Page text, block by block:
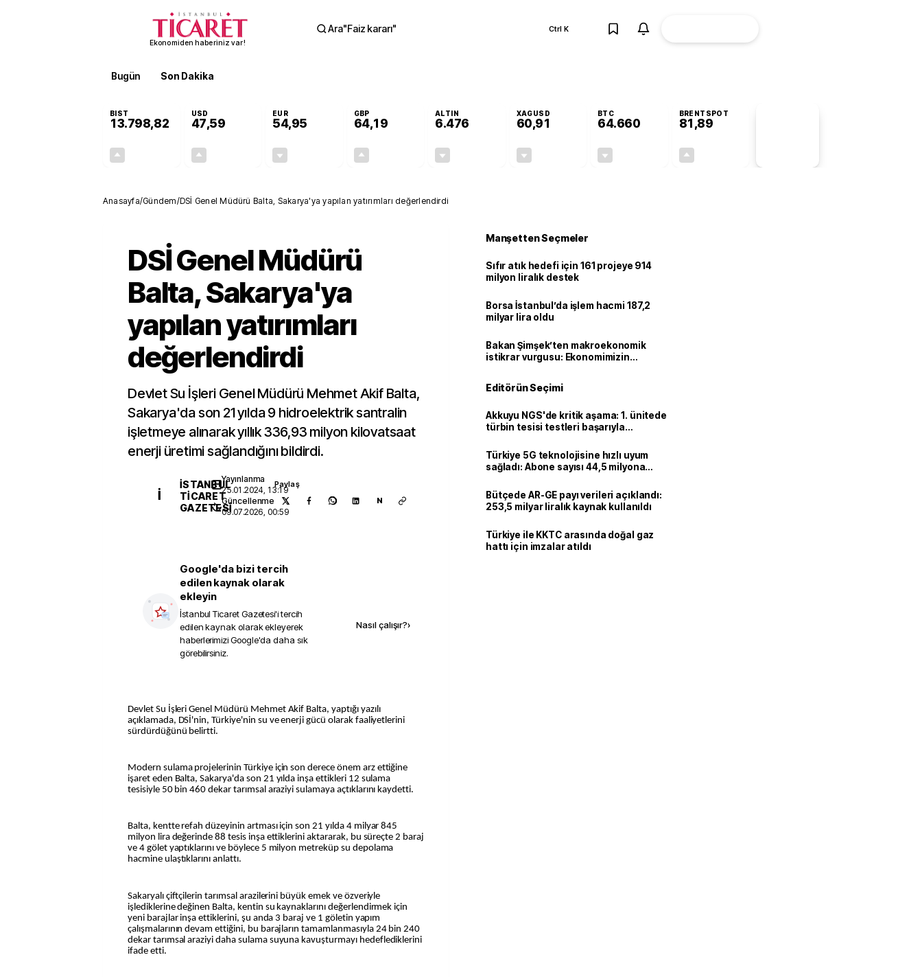
Ekonomiden haberiniz var!
Ara"Faiz kararı" Ctrl K
Bugün Son Dakika
BIST
13.798,82
USD
47,59
EUR
54,95
GBP
64,19
ALTIN
6.476
XAGUSD
60,91
BTC
64.660
BRENTSPOT
81,89
Anasayfa/Gündem/DSİ Genel Müdürü Balta, Sakarya'ya yapılan yatırımları değerlendirdi
DSİ Genel Müdürü
Balta, Sakarya'ya
yapılan yatırımları
değerlendirdi
Devlet Su İşleri Genel Müdürü Mehmet Akif Balta,
Sakarya'da son 21 yılda 9 hidroelektrik santralin
işletmeye alınarak yıllık 336,93 milyon kilovatsaat
enerji üretimi sağlandığını bildirdi.
İ
İSTANBUL
TICARET
GAZETESI
Yayınlanma
25.01.2024, 13:19
Güncellenme
09.07.2026, 00:59
Paylaş
N
Google'da bizi tercih
edilen kaynak olarak
ekleyin
İstanbul Ticaret Gazetesi'i tercih
edilen kaynak olarak ekleyerek
haberlerimizi Google'da daha sık
görebilirsiniz.
Nasıl çalışır?›
Devlet Su İşleri Genel Müdürü Mehmet Akif Balta, yaptığı yazılı
açıklamada, DSİ'nin, Türkiye'nin su ve enerji gücü olarak faaliyetlerini
sürdürdüğünü belirtti.
Modern sulama projelerinin Türkiye için son derece önem arz ettiğine
işaret eden Balta, Sakarya'da son 21 yılda inşa ettikleri 12 sulama
tesisiyle 50 bin 460 dekar tarımsal araziyi sulamaya açtıklarını kaydetti.
Balta, kentte refah düzeyinin artması için son 21 yılda 4 milyar 845
milyon lira değerinde 88 tesis inşa ettiklerini aktararak, bu süreçte 2 baraj
ve 4 gölet yaptıklarını ve böylece 5 milyon metreküp su depolama
hacmine ulaştıklarını anlattı.
Sakaryalı çiftçilerin tarımsal arazilerini büyük emek ve özveriyle
işlediklerine değinen Balta, kentin su kaynaklarını değerlendirmek için
yeni barajlar inşa ettiklerini, şu anda 3 baraj ve 1 göletin yapım
çalışmalarının devam ettiğini, bu barajların tamamlanmasıyla 24 bin 240
dekar tarımsal araziyi daha sulama suyuna kavuşturmayı hedeflediklerini
ifade etti.
Manşetten Seçmeler
Sıfır atık hedefi için 161 projeye 914
milyon liralık destek
Borsa İstanbul’da işlem hacmi 187,2
milyar lira oldu
Bakan Şimşek’ten makroekonomik
istikrar vurgusu: Ekonomimizin
Editörün Seçimi
Akkuyu NGS'de kritik aşama: 1. ünitede
türbin tesisi testleri başarıyla
Türkiye 5G teknolojisine hızlı uyum
sağladı: Abone sayısı 44,5 milyona
Bütçede AR-GE payı verileri açıklandı:
253,5 milyar liralık kaynak kullanıldı
Türkiye ile KKTC arasında doğal gaz
hattı için imzalar atıldı